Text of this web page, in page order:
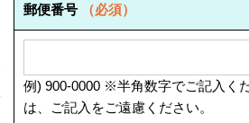
郵便番号 （必須）
例) 900-0000 ※半角数字でご記入く
は、ご記入をご遠慮ください。